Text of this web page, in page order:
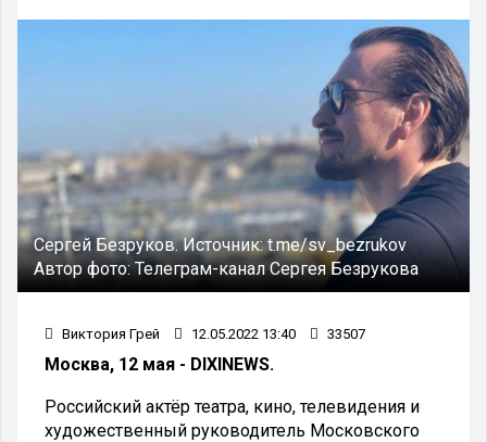
Сергей Безруков.Источник:t.me/sv_bezrukov
Автор фото:Телеграм-канал Сергея Безрукова
Виктория Грей 12.05.2022 13:40 33507
Москва, 12 мая - DIXINEWS.
Российский актёр театра, кино, телевидения и
художественный руководитель Московского